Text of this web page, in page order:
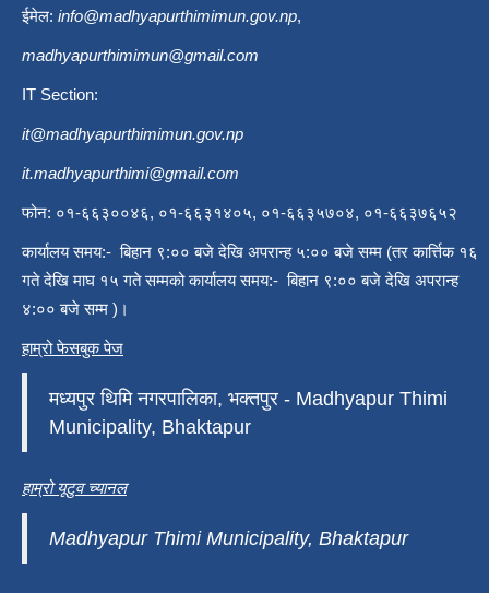
ईमेल: info@madhyapurthimimun.gov.np,
madhyapurthimimun@gmail.com
IT Section:
it@madhyapurthimimun.gov.np
it.madhyapurthimi@gmail.com
फोन: ०१-६६३००४६, ०१-६६३१४०५, ०१-६६३५७०४, ०१-६६३७६५२
कार्यालय समय:- बिहान ९:०० बजे देखि अपरान्ह ५:०० बजे सम्म (तर कार्त्तिक १६
गते देखि माघ १५ गते सम्मको कार्यालय समय:- बिहान ९:०० बजे देखि अपरान्ह
४:०० बजे सम्म )।
हाम्रो फेसबुक पेज
मध्यपुर थिमि नगरपालिका, भक्तपुर - Madhyapur Thimi
Municipality, Bhaktapur
हाम्रो यूटुव च्यानल
Madhyapur Thimi Municipality, Bhaktapur